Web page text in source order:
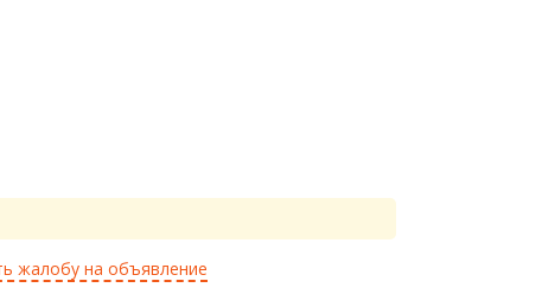
жалобу на объявление